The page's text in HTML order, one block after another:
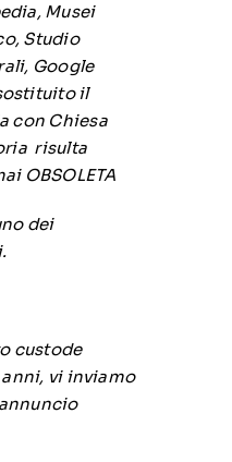
Musei
Studio
Google
il
con Chiesa
risulta
OBSOLETA
dei
custode
vi inviamo